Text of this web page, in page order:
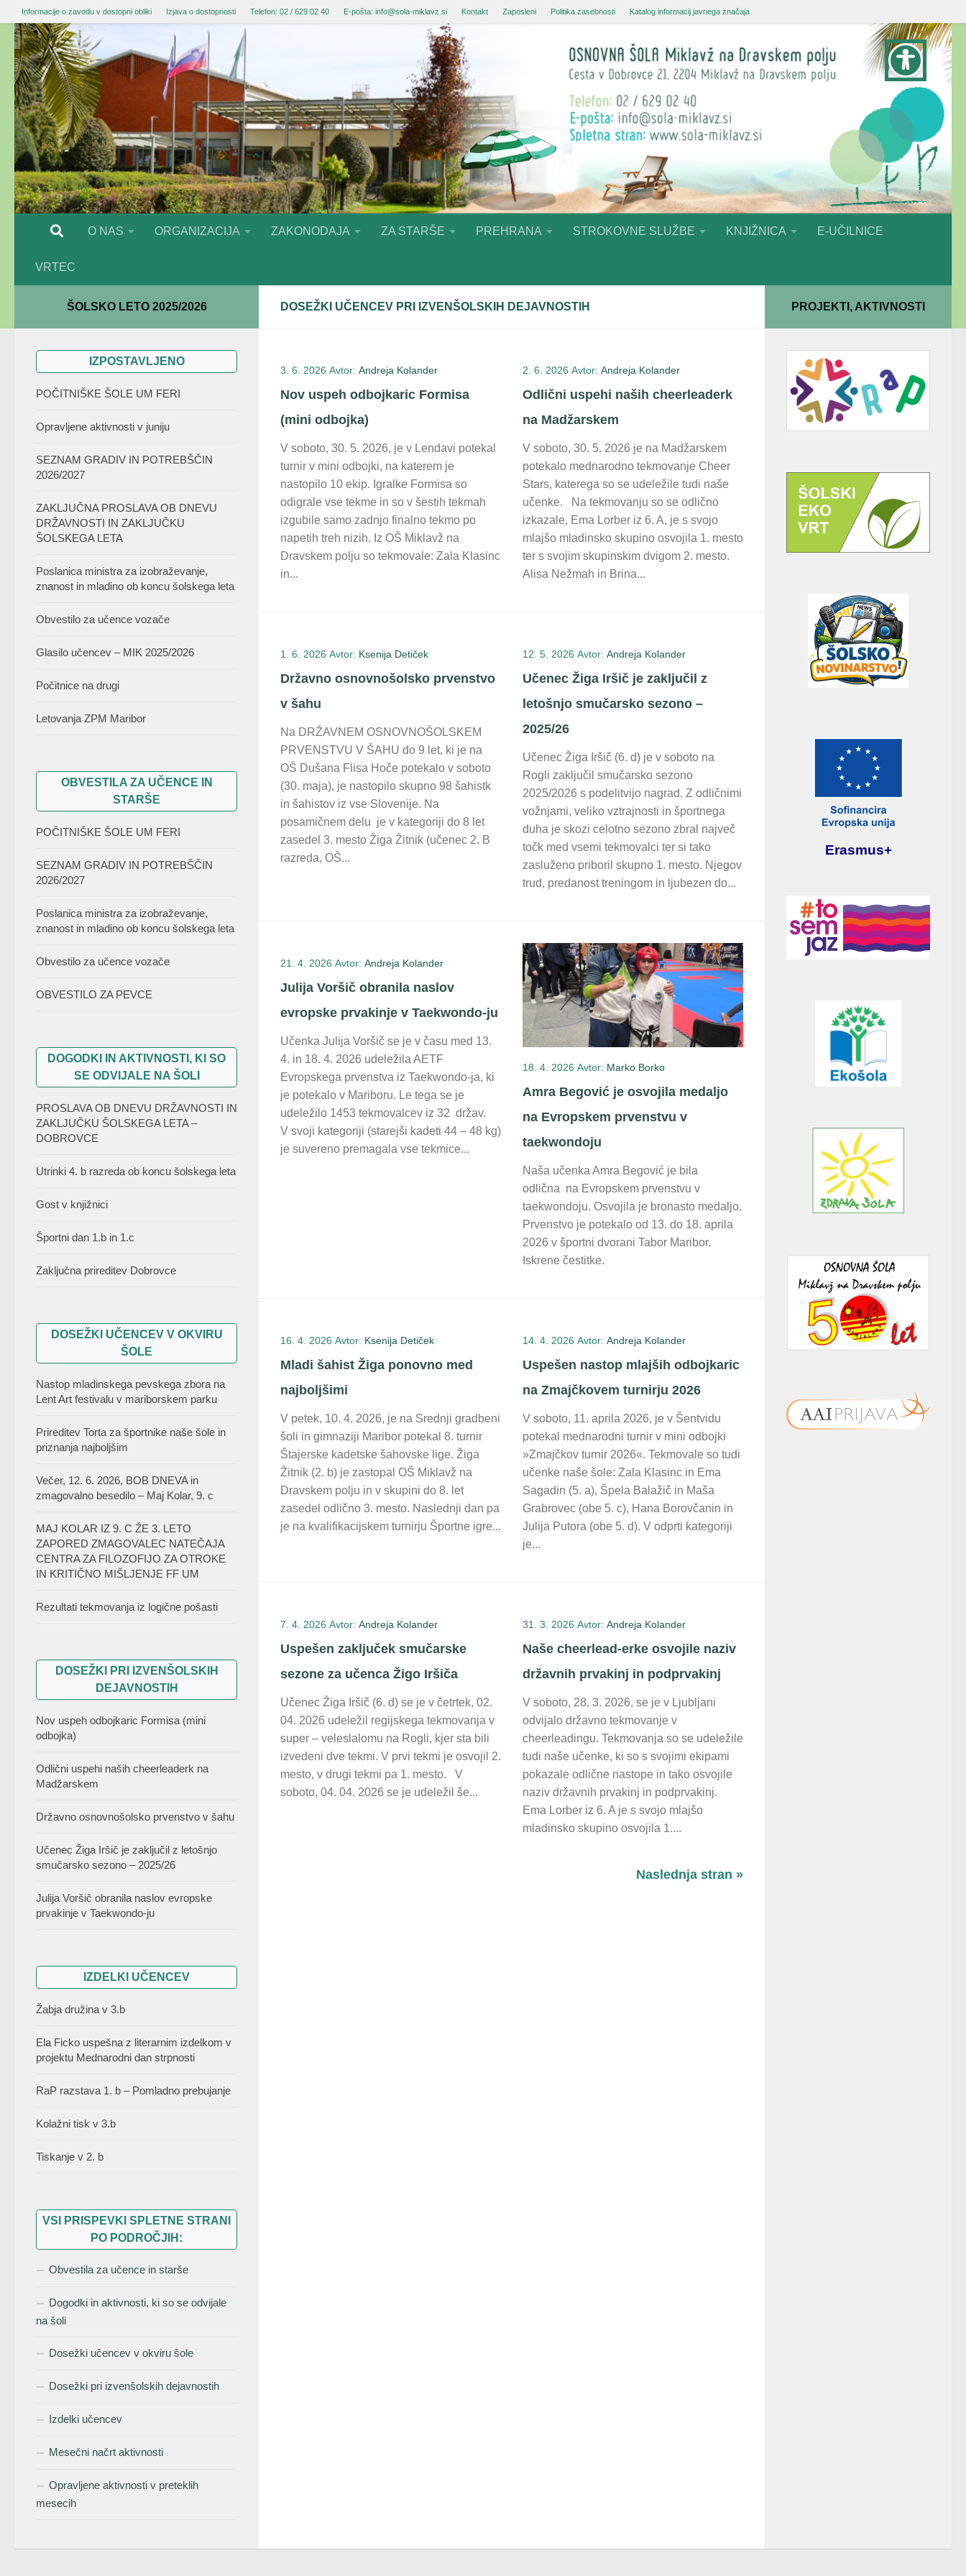
Informacije o zavodu v dostopni obliki Izjava o dostopnosti Telefon: 02 / 629 02 40 E-pošta: info@sola-miklavz.si Kontakt Zaposleni Politika zasebnosti Katalog informacij javnega značaja
O NAS ORGANIZACIJA ZAKONODAJA ZA STARŠE PREHRANA STROKOVNE SLUŽBE KNJIŽNICA E-UČILNICE
VRTEC
DOSEŽKI UČENCEV PRI IZVENŠOLSKIH DEJAVNOSTIH
3. 6. 2026 Avtor: Andreja Kolander
Nov uspeh odbojkaric Formisa
(mini odbojka)
V soboto, 30. 5. 2026, je v Lendavi potekal
turnir v mini odbojki, na katerem je
nastopilo 10 ekip. Igralke Formisa so
odigrale vse tekme in so v šestih tekmah
izgubile samo zadnjo finalno tekmo po
napetih treh nizih. Iz OŠ Miklavž na
Dravskem polju so tekmovale: Zala Klasinc
in...
2. 6. 2026 Avtor: Andreja Kolander
Odlični uspehi naših cheerleaderk
na Madžarskem
V soboto, 30. 5. 2026 je na Madžarskem
potekalo mednarodno tekmovanje Cheer
Stars, katerega so se udeležile tudi naše
učenke. Na tekmovanju so se odlično
izkazale, Ema Lorber iz 6. A, je s svojo
mlajšo mladinsko skupino osvojila 1. mesto
ter s svojim skupinskim dvigom 2. mesto.
Alisa Nežmah in Brina...
1. 6. 2026 Avtor: Ksenija Detiček
Državno osnovnošolsko prvenstvo
v šahu
Na DRŽAVNEM OSNOVNOŠOLSKEM
PRVENSTVU V ŠAHU do 9 let, ki je na
OŠ Dušana Flisa Hoče potekalo v soboto
(30. maja), je nastopilo skupno 98 šahistk
in šahistov iz vse Slovenije. Na
posamičnem delu je v kategoriji do 8 let
zasedel 3. mesto Žiga Žitnik (učenec 2. B
razreda, OŠ...
12. 5. 2026 Avtor: Andreja Kolander
Učenec Žiga Iršič je zaključil z
letošnjo smučarsko sezono –
2025/26
Učenec Žiga Iršič (6. d) je v soboto na
Rogli zaključil smučarsko sezono
2025/2026 s podelitvijo nagrad. Z odličnimi
vožnjami, veliko vztrajnosti in športnega
duha je skozi celotno sezono zbral največ
točk med vsemi tekmovalci ter si tako
zasluženo priboril skupno 1. mesto. Njegov
trud, predanost treningom in ljubezen do...
21. 4. 2026 Avtor: Andreja Kolander
Julija Voršič obranila naslov
evropske prvakinje v Taekwondo-ju
Učenka Julija Voršič se je v času med 13.
4. in 18. 4. 2026 udeležila AETF
Evropskega prvenstva iz Taekwondo-ja, ki
je potekalo v Mariboru. Le tega se je
udeležilo 1453 tekmovalcev iz 32 držav.
V svoji kategoriji (starejši kadeti 44 – 48 kg)
je suvereno premagala vse tekmice...
18. 4. 2026 Avtor: Marko Borko
Amra Begović je osvojila medaljo
na Evropskem prvenstvu v
taekwondoju
Naša učenka Amra Begović je bila
odlična na Evropskem prvenstvu v
taekwondoju. Osvojila je bronasto medaljo.
Prvenstvo je potekalo od 13. do 18. aprila
2026 v športni dvorani Tabor Maribor.
Iskrene čestitke.
16. 4. 2026 Avtor: Ksenija Detiček
Mladi šahist Žiga ponovno med
najboljšimi
V petek, 10. 4. 2026, je na Srednji gradbeni
šoli in gimnaziji Maribor potekal 8. turnir
Štajerske kadetske šahovske lige. Žiga
Žitnik (2. b) je zastopal OŠ Miklavž na
Dravskem polju in v skupini do 8. let
zasedel odlično 3. mesto. Naslednji dan pa
je na kvalifikacijskem turnirju Športne igre...
14. 4. 2026 Avtor: Andreja Kolander
Uspešen nastop mlajših odbojkaric
na Zmajčkovem turnirju 2026
V soboto, 11. aprila 2026, je v Šentvidu
potekal mednarodni turnir v mini odbojki
»Zmajčkov turnir 2026«. Tekmovale so tudi
učenke naše šole: Zala Klasinc in Ema
Sagadin (5. a), Špela Balažič in Maša
Grabrovec (obe 5. c), Hana Borovčanin in
Julija Putora (obe 5. d). V odprti kategoriji
je...
7. 4. 2026 Avtor: Andreja Kolander
Uspešen zaključek smučarske
sezone za učenca Žigo Iršiča
Učenec Žiga Iršič (6. d) se je v četrtek, 02.
04. 2026 udeležil regijskega tekmovanja v
super – veleslalomu na Rogli, kjer sta bili
izvedeni dve tekmi. V prvi tekmi je osvojil 2.
mesto, v drugi tekmi pa 1. mesto. V
soboto, 04. 04. 2026 se je udeležil še...
31. 3. 2026 Avtor: Andreja Kolander
Naše cheerlead-erke osvojile naziv
državnih prvakinj in podprvakinj
V soboto, 28. 3. 2026, se je v Ljubljani
odvijalo državno tekmovanje v
cheerleadingu. Tekmovanja so se udeležile
tudi naše učenke, ki so s svojimi ekipami
pokazale odlične nastope in tako osvojile
naziv državnih prvakinj in podprvakinj.
Ema Lorber iz 6. A je s svojo mlajšo
mladinsko skupino osvojila 1....
Naslednja stran »
ŠOLSKO LETO 2025/2026
IZPOSTAVLJENO
POČITNIŠKE ŠOLE UM FERI
Opravljene aktivnosti v juniju
SEZNAM GRADIV IN POTREBŠČIN
2026/2027
ZAKLJUČNA PROSLAVA OB DNEVU
DRŽAVNOSTI IN ZAKLJUČKU
ŠOLSKEGA LETA
Poslanica ministra za izobraževanje,
znanost in mladino ob koncu šolskega leta
Obvestilo za učence vozače
Glasilo učencev – MIK 2025/2026
Počitnice na drugi
Letovanja ZPM Maribor
OBVESTILA ZA UČENCE IN
STARŠE
POČITNIŠKE ŠOLE UM FERI
SEZNAM GRADIV IN POTREBŠČIN
2026/2027
Poslanica ministra za izobraževanje,
znanost in mladino ob koncu šolskega leta
Obvestilo za učence vozače
OBVESTILO ZA PEVCE
DOGODKI IN AKTIVNOSTI, KI SO
SE ODVIJALE NA ŠOLI
PROSLAVA OB DNEVU DRŽAVNOSTI IN
ZAKLJUČKU ŠOLSKEGA LETA –
DOBROVCE
Utrinki 4. b razreda ob koncu šolskega leta
Gost v knjižnici
Športni dan 1.b in 1.c
Zaključna prireditev Dobrovce
DOSEŽKI UČENCEV V OKVIRU
ŠOLE
Nastop mladinskega pevskega zbora na
Lent Art festivalu v mariborskem parku
Prireditev Torta za športnike naše šole in
priznanja najboljšim
Večer, 12. 6. 2026, BOB DNEVA in
zmagovalno besedilo – Maj Kolar, 9. c
MAJ KOLAR IZ 9. C ŽE 3. LETO
ZAPORED ZMAGOVALEC NATEČAJA
CENTRA ZA FILOZOFIJO ZA OTROKE
IN KRITIČNO MIŠLJENJE FF UM
Rezultati tekmovanja iz logične pošasti
DOSEŽKI PRI IZVENŠOLSKIH
DEJAVNOSTIH
Nov uspeh odbojkaric Formisa (mini
odbojka)
Odlični uspehi naših cheerleaderk na
Madžarskem
Državno osnovnošolsko prvenstvo v šahu
Učenec Žiga Iršič je zaključil z letošnjo
smučarsko sezono – 2025/26
Julija Voršič obranila naslov evropske
prvakinje v Taekwondo-ju
IZDELKI UČENCEV
Žabja družina v 3.b
Ela Ficko uspešna z literarnim izdelkom v
projektu Mednarodni dan strpnosti
RaP razstava 1. b – Pomladno prebujanje
Kolažni tisk v 3.b
Tiskanje v 2. b
VSI PRISPEVKI SPLETNE STRANI
PO PODROČJIH:
Obvestila za učence in starše
Dogodki in aktivnosti, ki so se odvijale
na šoli
Dosežki učencev v okviru šole
Dosežki pri izvenšolskih dejavnostih
Izdelki učencev
Mesečni načrt aktivnosti
Opravljene aktivnosti v preteklih
mesecih
PROJEKTI, AKTIVNOSTI
Erasmus+